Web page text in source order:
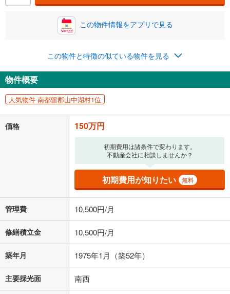
この物件情報をアプリで見る
この物件と特徴の似ている物件を見る
物件概要
人気物件 南都留郡山中湖村1位
価格 150万円
初期費用は諸条件で変わります。
不動産会社に相談しませんか？
初期費用が知りたい 無料
管理費 10,500円/月
修繕積立金 10,500円/月
築年月 1975年1月（築52年）
主要採光面 南西